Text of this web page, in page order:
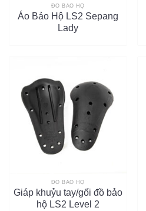
ĐỒ BẢO HỘ
Áo Bảo Hộ LS2 Sepang
Lady
ĐỒ BẢO HỘ
Giáp khuỷu tay/gối đồ bảo
hộ LS2 Level 2